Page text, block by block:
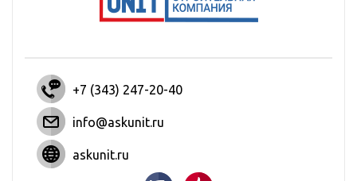
+7 (343) 247-20-40
info@askunit.ru
askunit.ru